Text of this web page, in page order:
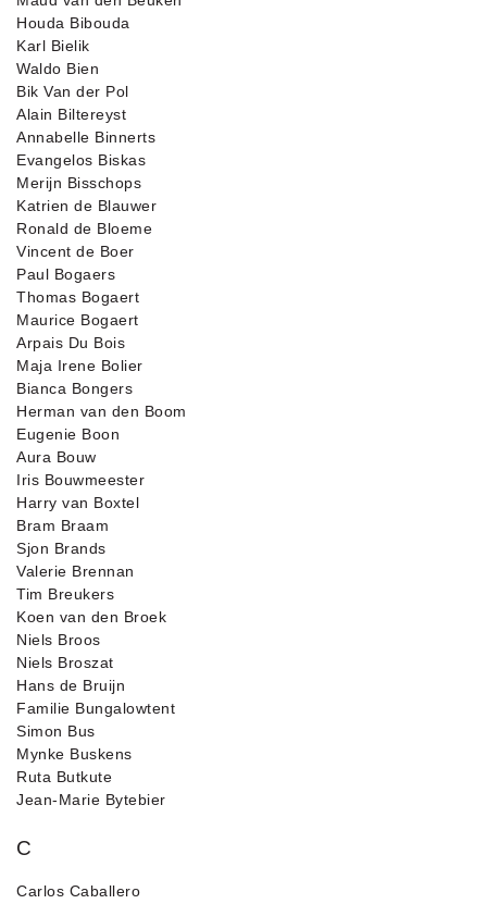
Houda Bibouda
Karl Bielik
Waldo Bien
Bik Van der Pol
Alain Biltereyst
Annabelle Binnerts
Evangelos Biskas
Merijn Bisschops
Katrien de Blauwer
Ronald de Bloeme
Vincent de Boer
Paul Bogaers
Thomas Bogaert
Maurice Bogaert
Arpais Du Bois
Maja Irene Bolier
Bianca Bongers
Herman van den Boom
Eugenie Boon
Aura Bouw
Iris Bouwmeester
Harry van Boxtel
Bram Braam
Sjon Brands
Valerie Brennan
Tim Breukers
Koen van den Broek
Niels Broos
Niels Broszat
Hans de Bruijn
Familie Bungalowtent
Simon Bus
Mynke Buskens
Ruta Butkute
Jean-Marie Bytebier
C
Carlos Caballero